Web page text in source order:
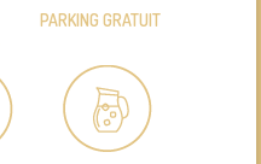
PARKING GRATUIT